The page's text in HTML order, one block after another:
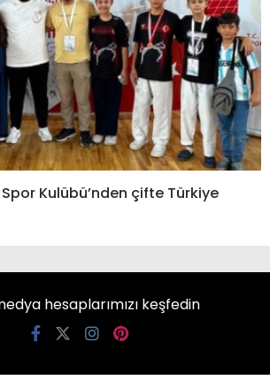
Kulübü’nden çifte Türkiye
hesaplarımızı keşfedin